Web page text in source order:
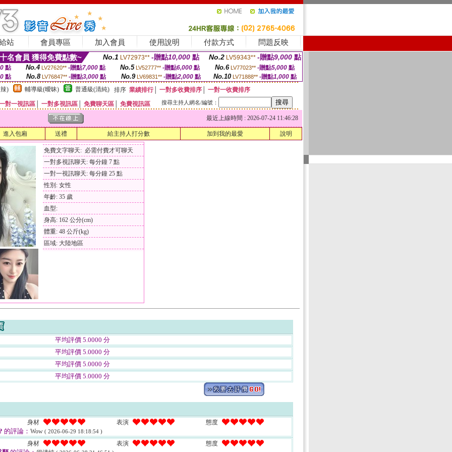
站 會員專區 加入會員 使用說明 付款方式 問題反映
名會員 獲得免費點數~ No.1 LV72973** -贈點10,000 點 No.2 LV59343** -贈點9,000 點
點 No.4 LV27620** -贈點7,000點 No.5 LV52777** -贈點6,000點 No.6 LV77023** -贈點5,000點
點 No.8 LV76847** -贈點3,000 點 No.9 LV69831** -贈點2,000點 No.10 LV71888** -贈點1,000 點
)
輔導級(曖昧) 普通級(清純) 排序 業績排行│ 一對多收費排序
一對一收費排序
對一視訊區
一對多視訊區 免費聊天區 免費視訊區 搜尋主持人網名/編號：
最近上線時間 : 2026-07-24 11:46:28
進入包廂 送禮 給主持人打分數 加到我的最愛 說明
免費文字聊天: 必需付費才可聊天
一對多視訊聊天: 每分鐘 7 點
一對一視訊聊天: 每分鐘 25 點
性別: 女性
年齡: 35 歲
血型:
身高: 162 公分(cm)
體重: 48 公斤(kg)
區域: 大陸地區
平均評價 5.0000 分
平均評價 5.0000 分
平均評價 5.0000 分
平均評價 5.0000 分
身材 表演 態度
的評論： Wow ( 2026-06-29 18:18:54 )
身材 表演 態度